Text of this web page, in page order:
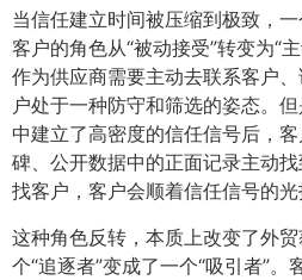
当信任建立时间被压缩到极致，
客户的角色从“被动接受”转变为“
作为供应商需要主动去联系客户
户处于一种防守和筛选的姿态。
中建立了高密度的信任信号后，
碑、公开数据中的正面记录主动
找客户，客户会顺着信任信号的光
这种角色反转，本质上改变了外
个“追逐者”变成了一个“吸引者”